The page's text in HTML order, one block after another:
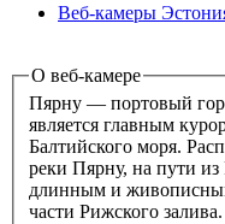
Веб-камеры
О веб-камере
Пярну — портовый
является главным
Балтийского моря.
реки Пярну, на пути из
длинным и
части Рижского залива.